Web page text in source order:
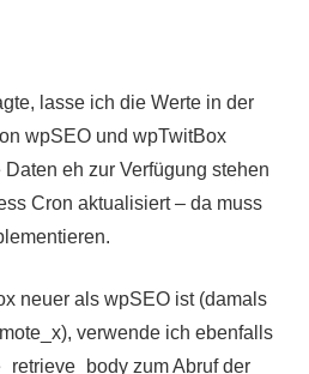
lasse ich die Werte in der
wpSEO und wpTwitBox
eh zur Verfügung stehen
Cron aktualisiert – da muss
neuer als wpSEO ist (damals
verwende ich ebenfalls
zum Abruf der